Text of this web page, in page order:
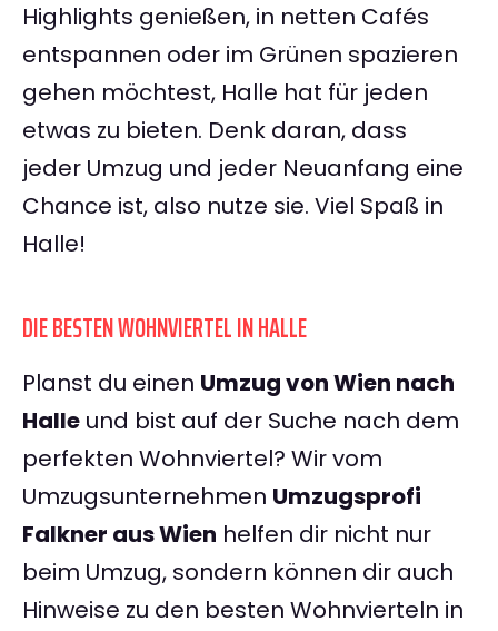
Highlights genießen, in netten Cafés
entspannen oder im Grünen spazieren
gehen möchtest, Halle hat für jeden
etwas zu bieten. Denk daran, dass
jeder Umzug und jeder Neuanfang eine
Chance ist, also nutze sie. Viel Spaß in
Halle!
DIE BESTEN WOHNVIERTEL IN HALLE
Planst du einen Umzug von Wien nach
Halle und bist auf der Suche nach dem
perfekten Wohnviertel? Wir vom
Umzugsunternehmen Umzugsprofi
Falkner aus Wien helfen dir nicht nur
beim Umzug, sondern können dir auch
Hinweise zu den besten Wohnvierteln in